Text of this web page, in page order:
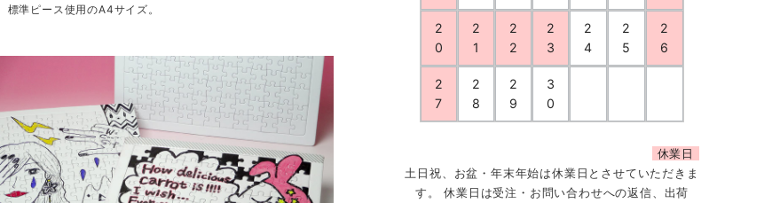
準ピース使用のA4サイズ。
2
0
2
1
2
2
2
3
2
4
2
5
2
6
2
7
2
8
2
9
3
0
休業日
土日祝、お盆・年末年始は休業日とさせていただきま
す。 休業日は受注・お問い合わせへの返信、出荷